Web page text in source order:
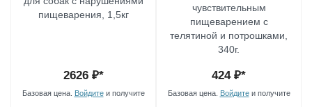
пищеварения, 1,5кг
2626₽*
Базовая цена. Войдитеи получите
чувствительным
пищеварением с
телятиной и потрошками,
340г.
424₽*
Базовая цена. Войдитеи получите